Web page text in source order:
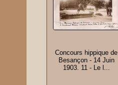
Concours hippique de
Besançon - 14 Juin
1903. 11 - Le l...